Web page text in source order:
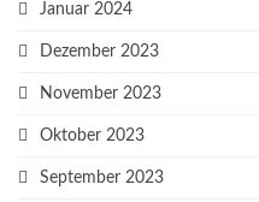
Januar 2024
Dezember 2023
November 2023
Oktober 2023
September 2023